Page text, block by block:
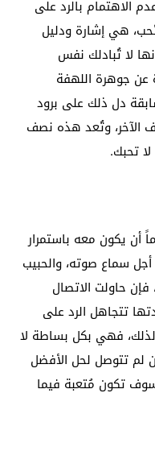
الاهتمام بالرد على
هي إشارة ودليل
لا تُبادلك نفس
عن جوهرة اللهفة
دل ذلك على برود
الآخر، وتُعد هذه نصف
تحبك.
يكون معه باستمرار
سماع صوته، والحبيب
حاولت الاتصال
تتجاهل الرد على
فهي بكل بساطة لا
لم تتوصل لحل الأفضل
تكون مُتعبة فيما